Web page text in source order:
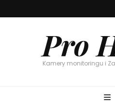
Pro
Kamery monitoringu i